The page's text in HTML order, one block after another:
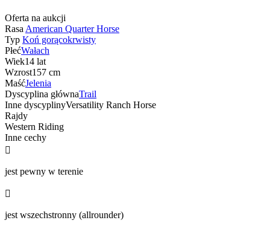
Oferta na aukcji
Rasa American Quarter Horse
Typ Koń gorącokrwisty
PłećWałach
Wiek14 lat
Wzrost157 cm
MaśćJelenia
Dyscyplina głównaTrail
Inne dyscyplinyVersatility Ranch Horse
Rajdy
Western Riding
Inne cechy

jest pewny w terenie

jest wszechstronny (allrounder)